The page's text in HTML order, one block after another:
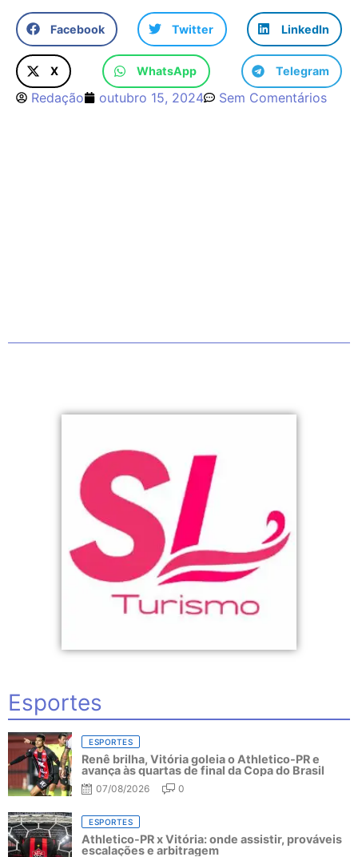
Facebook Twitter LinkedIn
X WhatsApp Telegram
Redação outubro 15, 2024 Sem Comentários
Esportes
ESPORTES
Renê brilha, Vitória goleia o Athletico-PR e
avança às quartas de final da Copa do Brasil
07/08/2026 0
ESPORTES
Athletico-PR x Vitória: onde assistir, prováveis
escalações e arbitragem